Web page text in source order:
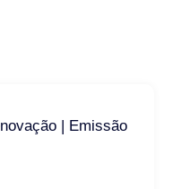
| Emissão